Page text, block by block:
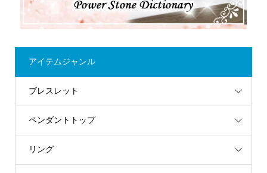
アイテムジャンル
ブレスレット
ペンダントトップ
リング